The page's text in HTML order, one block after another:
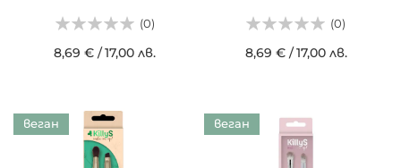
(0)
8,69 € /17,00 лв.
(0)
8,69 €/17,00 лв.
веган веган